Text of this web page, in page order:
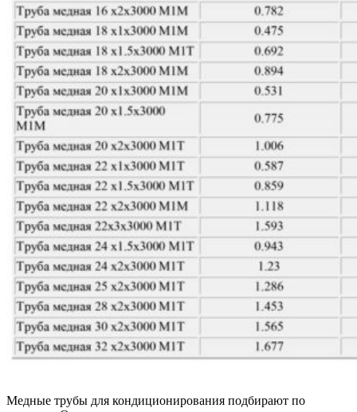
Медные трубы для кондиционирования подбирают по